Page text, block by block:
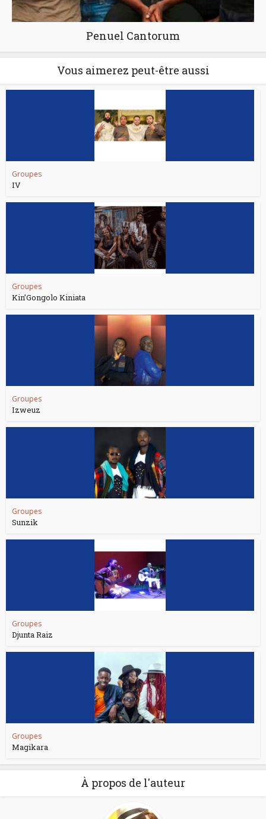
Penuel Cantorum
Vous aimerez peut-être aussi
Groupes
IV
Groupes
Kin’Gongolo Kiniata
Groupes
Izweuz
Groupes
Sunzik
Groupes
Djunta Raiz
Groupes
Magikara
À propos de l'auteur